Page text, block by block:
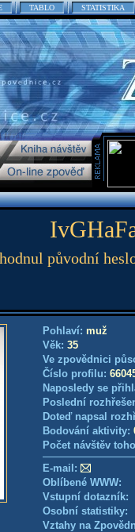
TABLO STATISTIKA
původní
Pohlaví: muž
Věk: 35
Ve zpovědnici
Číslo profilu:
Naposledy se
Poslední
Doteď napsal
Bodování aktivity:
Počet návštěv
E-mail:
Oblíbené WWW:
Vstupní
Osobní
Vztahy na